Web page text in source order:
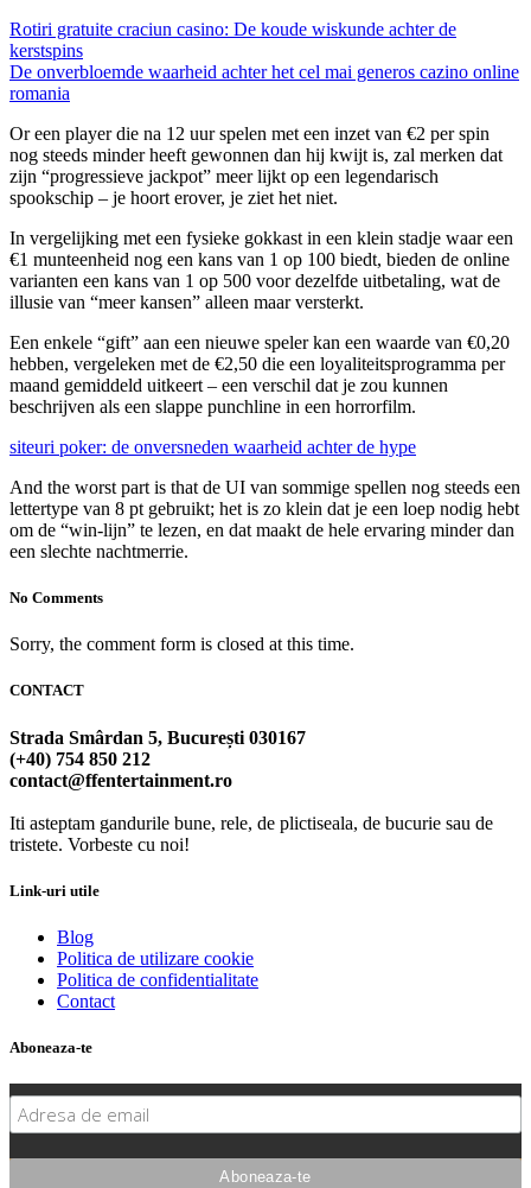
Rotiri gratuite craciun casino: De koude wiskunde achter de
kerstspins
De onverbloemde waarheid achter het cel mai generos cazino online
romania
Or een player die na 12 uur spelen met een inzet van €2 per spin
nog steeds minder heeft gewonnen dan hij kwijt is, zal merken dat
zijn “progressieve jackpot” meer lijkt op een legendarisch
spookschip – je hoort erover, je ziet het niet.
In vergelijking met een fysieke gokkast in een klein stadje waar een
€1 munteenheid nog een kans van 1 op 100 biedt, bieden de online
varianten een kans van 1 op 500 voor dezelfde uitbetaling, wat de
illusie van “meer kansen” alleen maar versterkt.
Een enkele “gift” aan een nieuwe speler kan een waarde van €0,20
hebben, vergeleken met de €2,50 die een loyaliteitsprogramma per
maand gemiddeld uitkeert – een verschil dat je zou kunnen
beschrijven als een slappe punchline in een horrorfilm.
siteuri poker: de onversneden waarheid achter de hype
And the worst part is that de UI van sommige spellen nog steeds een
lettertype van 8 pt gebruikt; het is zo klein dat je een loep nodig hebt
om de “win‑lijn” te lezen, en dat maakt de hele ervaring minder dan
een slechte nachtmerrie.
No Comments
Sorry, the comment form is closed at this time.
CONTACT
Strada Smârdan 5, București 030167
(+40) 754 850 212
contact@ffentertainment.ro
Iti asteptam gandurile bune, rele, de plictiseala, de bucurie sau de
tristete. Vorbeste cu noi!
Link-uri utile
Blog
Politica de utilizare cookie
Politica de confidentialitate
Contact
Aboneaza-te